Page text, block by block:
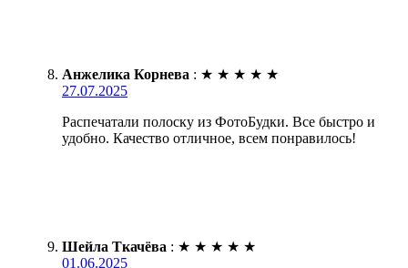
Анжелика Корнева : ★ ★ ★ ★ ★
27.07.2025
Распечатали полоску из ФотоБудки. Все быстро и
удобно. Качество отличное, всем понравилось!
Шейла Ткачёва : ★ ★ ★ ★ ★
01.06.2025